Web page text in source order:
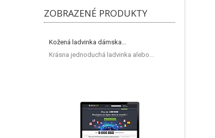
ZOBRAZENÉ PRODUKTY
Kožená ladvinka dámska...
Krásna jednoduchá ladvinka alebo...